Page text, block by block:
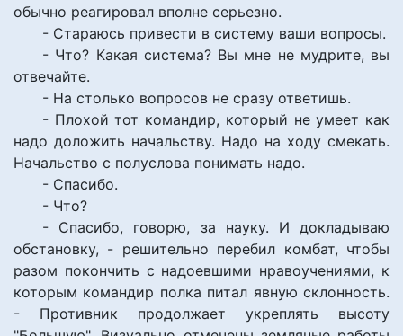
обычно реагировал вполне серьезно.
- Стараюсь привести в систему ваши вопросы.
- Что? Какая система? Вы мне не мудрите, вы
отвечайте.
- На столько вопросов не сразу ответишь.
- Плохой тот командир, который не умеет как
надо доложить начальству. Надо на ходу смекать.
Начальство с полуслова понимать надо.
- Спасибо.
- Что?
- Спасибо, говорю, за науку. И докладываю
обстановку, - решительно перебил комбат, чтобы
разом покончить с надоевшими нравоучениями, к
которым командир полка питал явную склонность.
- Противник продолжает укреплять высоту